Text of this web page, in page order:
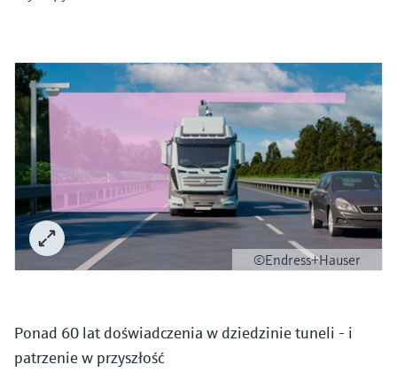
©Endress+Hauser
Ponad 60 lat doświadczenia w dziedzinie tuneli - i
patrzenie w przyszłość